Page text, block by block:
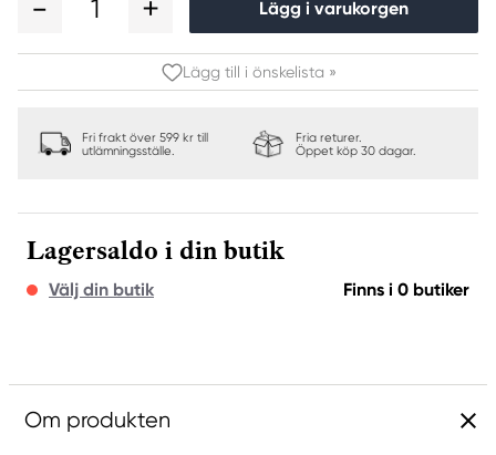
1 Lägg i varukorgen
Lägg till i önskelista »
Fri frakt över 599 kr till
utlämningsställe.
Fria returer.
Öppet köp 30 dagar.
Lagersaldo i din butik
Välj din butik Finns i 0 butiker
Om produkten